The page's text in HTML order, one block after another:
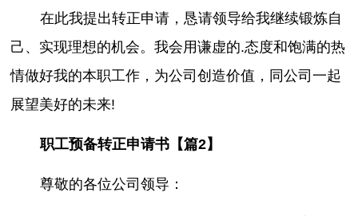
在此我提出转正申请，恳请领导给我继续锻炼自
己、实现理想的机会。我会用谦虚的.态度和饱满的热
情做好我的本职工作，为公司创造价值，同公司一起
展望美好的未来!
职工预备转正申请书【篇2】
尊敬的各位公司领导：